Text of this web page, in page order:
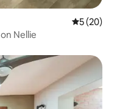
5 de uma
5 (20)
Nellie